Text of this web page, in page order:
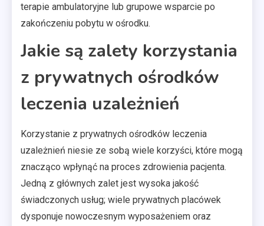
terapie ambulatoryjne lub grupowe wsparcie po
zakończeniu pobytu w ośrodku.
Jakie są zalety korzystania
z prywatnych ośrodków
leczenia uzależnień
Korzystanie z prywatnych ośrodków leczenia
uzależnień niesie ze sobą wiele korzyści, które mogą
znacząco wpłynąć na proces zdrowienia pacjenta.
Jedną z głównych zalet jest wysoka jakość
świadczonych usług; wiele prywatnych placówek
dysponuje nowoczesnym wyposażeniem oraz